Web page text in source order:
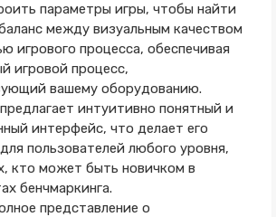
параметры игры, чтобы найти
между визуальным качеством
игрового процесса, обеспечивая
игровой процесс,
вашему оборудованию.
интуитивно понятный и
интерфейс, что делает его
пользователей любого уровня,
кто может быть новичком в
бенчмаркинга.
представление о